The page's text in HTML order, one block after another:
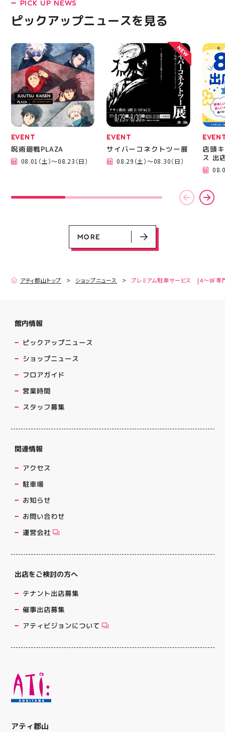
LATEST!
ピックアップニュース
EVENT
EVENT
EVENT
08.01（土）～08.31（月）
EVENT
05.21（木）～09.27（日）
CAMPAIGN
CAMPAIGN
PICK UP NEWS
ピックアップニュースを見る
EVENT
呪術廻戦PLAZA
08.01（土）～08.23（日）
EVENT
サイバーコネクトツー展
08.29（土）～08.30（日）
NEW
店頭
ス 出
MORE
アティ郡山トップ ショップニュース プレミアム駐車サービス [4～8F専
アティ郡山
館内情報
ピックアップニュース
ショップニュース
フロアガイド
営業時間
スタッフ募集
関連情報
アクセス
駐車場
お知らせ
お問い合わせ
運営会社
出店をご検討の方へ
テナント出店募集
催事出店募集
アティビジョンについて